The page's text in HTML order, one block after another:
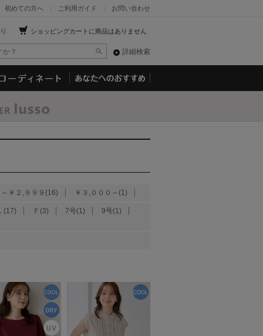
お問い合わせ
ご利用ガイド
初めての方へ
ショッピングカートに商品はありません
詳細検索
～￥２,９９９(16) ￥３,０００～(1)
(17) Ｆ(3) 7号(1)
9号(1)